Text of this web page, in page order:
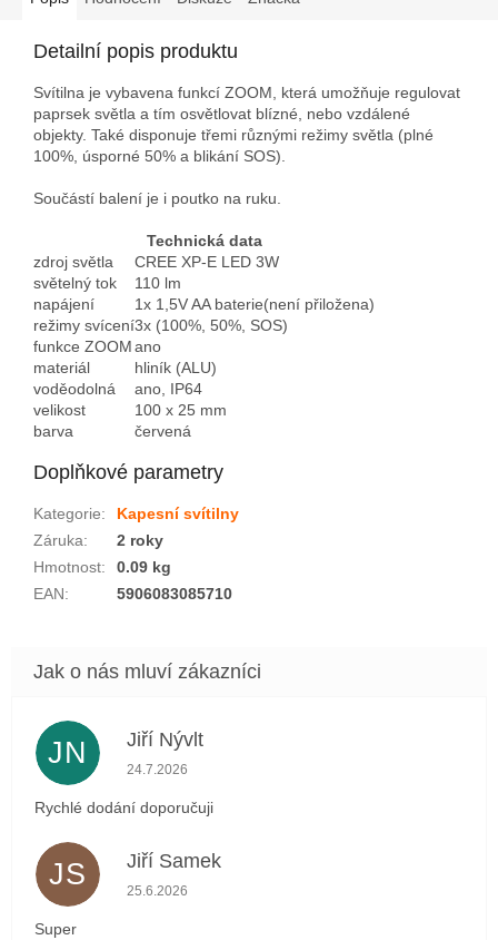
Detailní popis produktu
Svítilna je vybavena funkcí ZOOM, která umožňuje regulovat
paprsek světla a tím osvětlovat blízné, nebo vzdálené
objekty. Také disponuje třemi různými režimy světla (plné
100%, úsporné 50% a blikání SOS).
Součástí balení je i poutko na ruku.
Technická data
zdroj světla
CREE XP-E LED 3W
světelný tok
110 lm
napájení
1x 1,5V AA baterie(není přiložena)
režimy svícení3x (100%, 50%, SOS)
funkce ZOOMano
materiál
hliník (ALU)
voděodolná
ano, IP64
velikost
100 x 25 mm
barva
červená
Doplňkové parametry
Kategorie:
Kapesní svítilny
Záruka:
2 roky
Hmotnost:
0.09 kg
EAN: 5906083085710
JN Jiří Nývlt
Hodnocení obchodu je 5 z 5 hvězdiček.
24.7.2026
Rychlé dodání doporučuji
JS Jiří Samek
Hodnocení obchodu je 5 z 5 hvězdiček.
25.6.2026
Super